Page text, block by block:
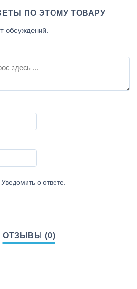
ПО ЭТОМУ ТОВАРУ
обсуждений.
Уведомить о ответе.